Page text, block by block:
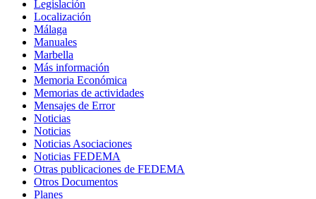
Legislación
Localización
Málaga
Manuales
Marbella
Más información
Memoria Económica
Memorias de actividades
Mensajes de Error
Noticias
Noticias
Noticias Asociaciones
Noticias FEDEMA
Otras publicaciones de FEDEMA
Otros Documentos
Planes